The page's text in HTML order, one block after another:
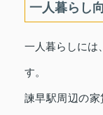
一人暮らし
一人暮らしには
す。
諫早駅周辺の